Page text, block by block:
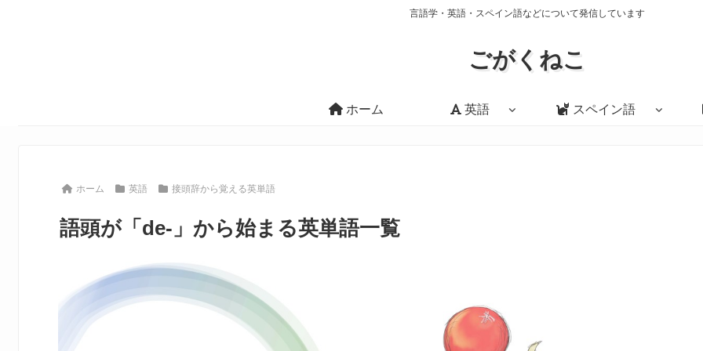
言語学・英語・スペイン語などについて発信しています
ごがくねこ
ホーム 英語 スペイン語
ホーム 英語 接頭辞から覚える英単語
語頭が「de-」から始まる英単語一覧